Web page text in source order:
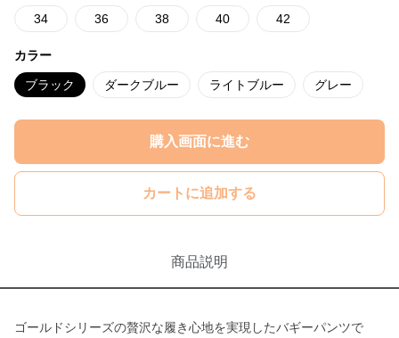
34 36 38 40 42
カラー
ブラック ダークブルー ライトブルー グレー
購入画面に進む
カートに追加する
商品説明
ゴールドシリーズの贅沢な履き心地を実現したバギーパンツで